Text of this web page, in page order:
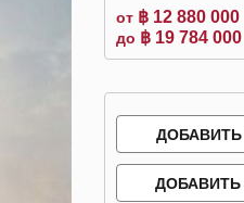
от ฿ 12 880 000
до ฿ 19 784 000